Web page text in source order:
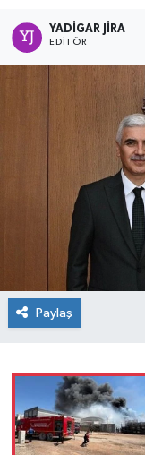
YADIGAR JIRA
EDITÖR
Paylaş
Son Dakika
Haber Arşivi